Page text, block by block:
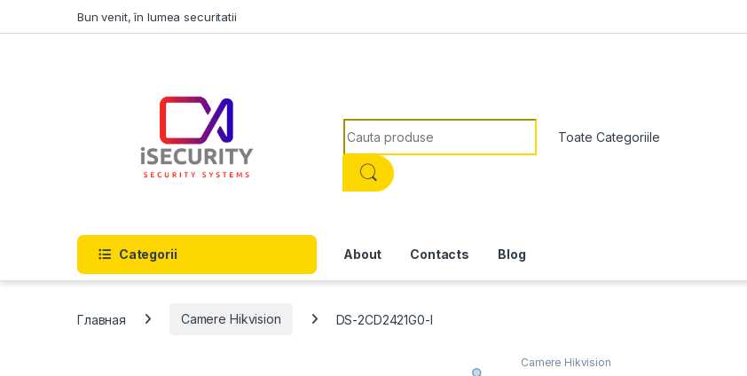
Bun venit, în lumea securitatii
Search for:
Categorii About Contacts Blog
Главная Camere Hikvision DS-2CD2421G0-I
Camere Hikvision